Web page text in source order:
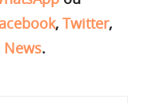
, Twitter,
News.